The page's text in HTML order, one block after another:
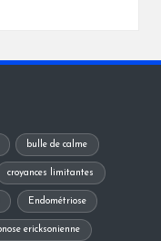
bulle de calme
croyances limitantes
Endométriose
ericksonienne